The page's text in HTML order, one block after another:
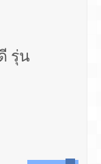
รุ่น